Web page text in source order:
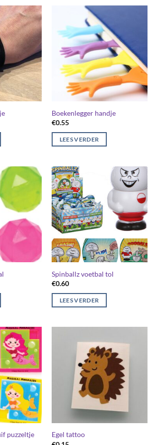
Boekenlegger handje
€0.55
LEES VERDER
Spinballz voetbal tol
€0.60
LEES VERDER
puzzeltje
Egel tattoo